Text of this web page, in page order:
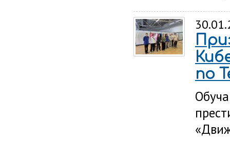
по